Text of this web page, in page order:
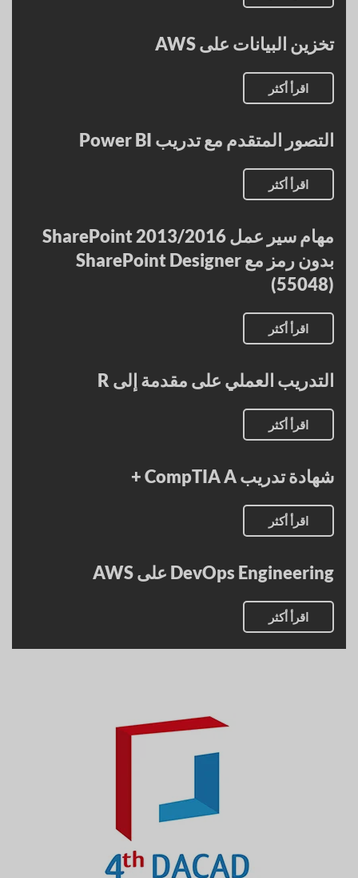
تخزين البيانات على AWS
اقرأ أكثر
التصور المتقدم مع تدريب Power BI
اقرأ أكثر
مهام سير عمل SharePoint 2013/2016
بدون رمز مع SharePoint Designer
(55048)
اقرأ أكثر
التدريب العملي على مقدمة إلى R
اقرأ أكثر
شهادة تدريب CompTIA A +
اقرأ أكثر
DevOps Engineering على AWS
اقرأ أكثر